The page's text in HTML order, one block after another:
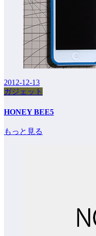
2012-12-13
ガジェット
HONEY BEE5
もっと見る